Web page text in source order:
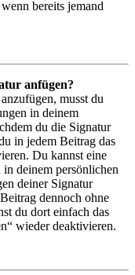
bereits jemand
anfügen?
musst du
in deinem
du die Signatur
in jedem Beitrag das
Du kannst eine
deinem persönlichen
deiner Signatur
dennoch ohne
du dort einfach das
wieder deaktivieren.